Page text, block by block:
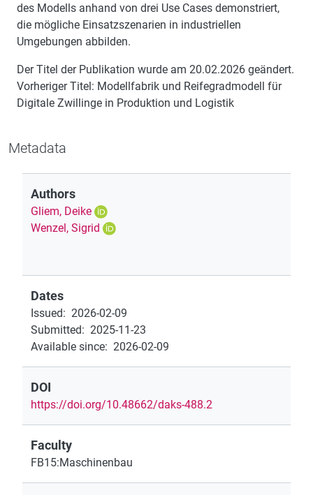
des Modells anhand von drei Use Cases demonstriert,
die mögliche Einsatzszenarien in industriellen
Umgebungen abbilden.
Der Titel der Publikation wurde am 20.02.2026 geändert.
Vorheriger Titel: Modellfabrik und Reifegradmodell für
Digitale Zwillinge in Produktion und Logistik
Metadata
Authors
Gliem, Deike
Wenzel, Sigrid
Dates
Issued: 2026-02-09
Submitted: 2025-11-23
Available since: 2026-02-09
DOI
https://doi.org/10.48662/daks-488.2
Faculty
FB15:Maschinenbau